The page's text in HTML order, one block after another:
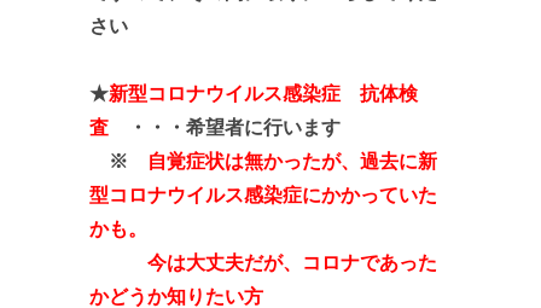
さい
★新型コロナウイルス感染症 抗体検
査 ・・・希望者に行います
※
自覚症状は無かったが、過去に新
型コロナウイルス感染症にかかっていた
かも。
今は大丈夫だが、コロナであった
かどうか知りたい方